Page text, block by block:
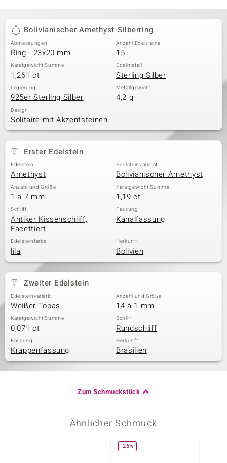
Bolivianischer Amethyst-Silberring
Abmessungen
Ring - 23x20 mm
Anzahl Edelsteine
15
Karatgewicht Summe
1,261 ct
Edelmetall
Sterling Silber
Legierung
925er Sterling Silber
Metallgewicht
4,2 g
Design
Solitaire mit Akzentsteinen
Erster Edelstein
Edelstein
Amethyst
Edelsteinvarietät
Bolivianischer Amethyst
Anzahl und Größe
1 à 7 mm
Karatgewicht Summe
1,19 ct
Schliff
Antiker Kissenschliff,
Facettiert
Fassung
Kanalfassung
Edelsteinfarbe
lila
Herkunft
Bolivien
Zweiter Edelstein
Edelsteinvarietät
Weißer Topas
Anzahl und Größe
14 à 1 mm
Karatgewicht Summe
0,071 ct
Schliff
Rundschliff
Fassung
Krappenfassung
Herkunft
Brasilien
Zum Schmuckstück
Ähnlicher Schmuck
-26%